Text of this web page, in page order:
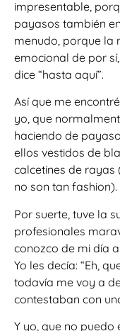
impresentable,
payasos también
menudo, porque la
emocional de por
dice “hasta aquí”.
Así que me
yo, que
haciendo de
ellos vestidos de
calcetines de rayas
no son tan fashion).
Por suerte, tuve la
profesionales
conozco de mi día
Yo les decía: “Eh,
todavía me voy a
contestaban con
Y yo, que no puedo